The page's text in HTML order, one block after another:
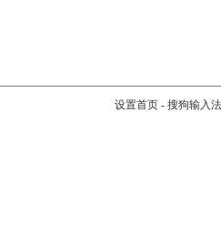
设置首页- 搜狗输入法